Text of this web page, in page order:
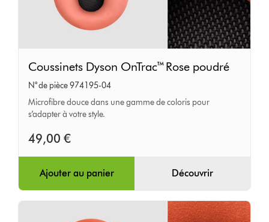
Dyson
OnTrac™
Rose
poudré
Coussinets Dyson OnTrac™ Rose poudré
N° de pièce 974195-04
Microfibre douce dans une gamme de coloris pour
s’adapter à votre style.
49,00 €
Ajouter au panier Découvrir